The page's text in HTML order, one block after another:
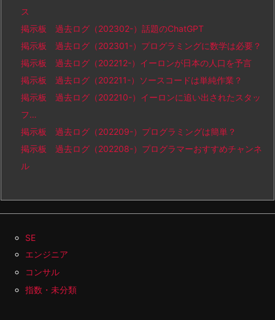
ス
掲示板 過去ログ（202302-）話題のChatGPT
掲示板 過去ログ（202301-）プログラミングに数学は必要？
掲示板 過去ログ（202212-）イーロンが日本の人口を予言
掲示板 過去ログ（202211-）ソースコードは単純作業？
掲示板 過去ログ（202210-）イーロンに追い出されたスタッ
フ…
掲示板 過去ログ（202209-）プログラミングは簡単？
掲示板 過去ログ（202208-）プログラマーおすすめチャンネ
ル
SE
エンジニア
コンサル
指数・未分類